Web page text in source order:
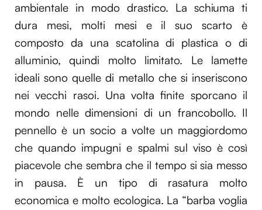
ambientale in modo drastico. La schiuma ti
dura mesi, molti mesi e il suo scarto è
composto da una scatolina di plastica o di
alluminio, quindi molto limitato. Le lamette
ideali sono quelle di metallo che si inseriscono
nei vecchi rasoi. Una volta finite sporcano il
mondo nelle dimensioni di un francobollo. Il
pennello è un socio a volte un maggiordomo
che quando impugni e spalmi sul viso è così
piacevole che sembra che il tempo si sia messo
in pausa. È un tipo di rasatura molto
economica e molto ecologica. La “barba voglia